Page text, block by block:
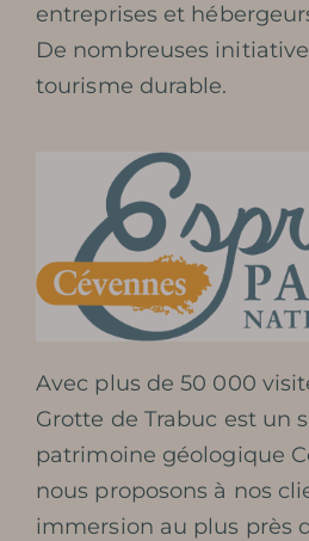
entreprises et
De nombreuses
tourisme durable.
Avec plus de 50 000
Grotte de Trabuc est un
patrimoine géologique
nous proposons à nos
immersion au plus près